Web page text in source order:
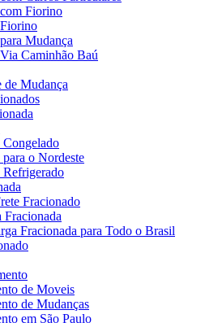
Fiorino
Mudança
Caminhão Baú
de Mudança
Congelado
o Nordeste
Refrigerado
Fracionado
Fracionada
Fracionada para Todo o Brasil
de Moveis
de Mudanças
em São Paulo